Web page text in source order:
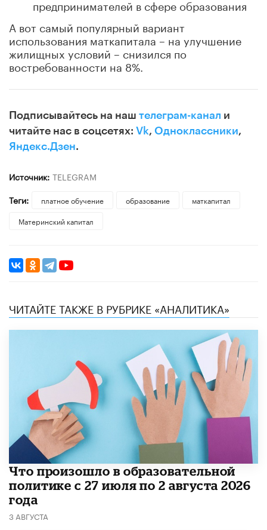
предпринимателей в сфере образования
А вот самый популярный вариант
использования маткапитала – на улучшение
жилищных условий – снизился по
востребованности на 8%.
Подписывайтесь на наш телеграм-канал и
читайте нас в соцсетях: Vk, Одноклассники,
Яндекс.Дзен.
Источник: TELEGRAM
Теги:
платное обучение образование
маткапитал
Материнский капитал
ЧИТАЙТЕ ТАКЖЕ В РУБРИКЕ «АНАЛИТИКА»
​Что произошло в образовательной
политике с 27 июля по 2 августа 2026
года
3 АВГУСТА